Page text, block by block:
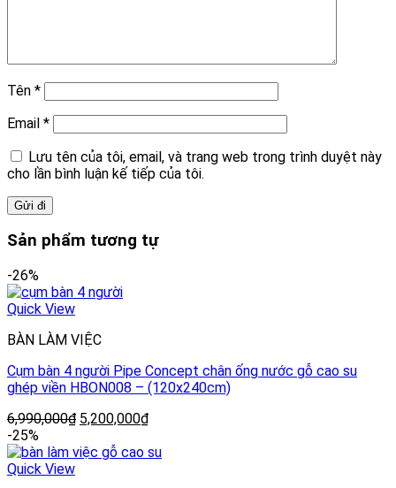
Tên *
Email *
Lưu tên của tôi, email, và trang web trong trình duyệt này
cho lần bình luận kế tiếp của tôi.
Sản phẩm tương tự
-26%
Quick View
BÀN LÀM VIỆC
Cụm bàn 4 người Pipe Concept chân ống nước gỗ cao su
ghép viền HBON008 – (120x240cm)
6,990,000₫ 5,200,000₫
-25%
Quick View